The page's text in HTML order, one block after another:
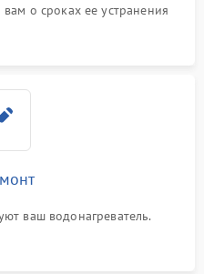
о сроках ее устранения
ваш водонагреватель.